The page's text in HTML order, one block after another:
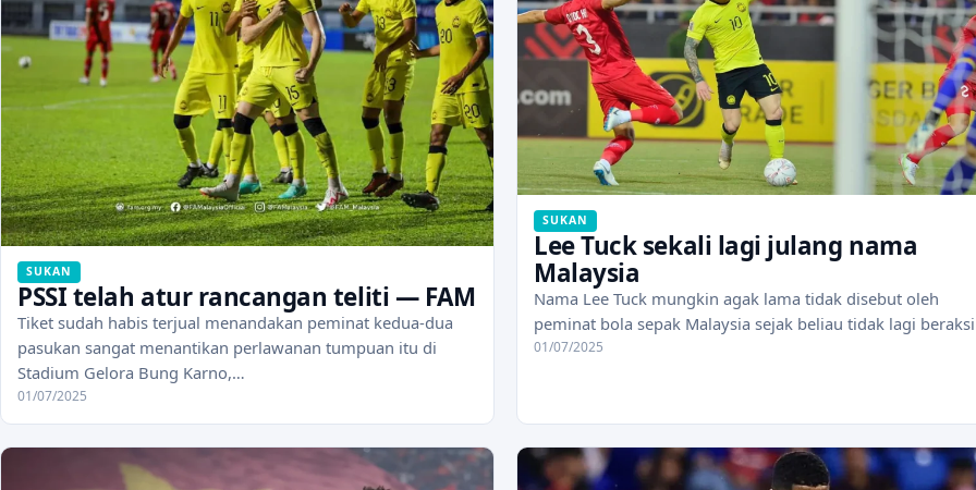
SUKAN
PSSI telah atur rancangan teliti — FAM
Tiket sudah habis terjual menandakan peminat kedua-dua
pasukan sangat menantikan perlawanan tumpuan itu di
Stadium Gelora Bung Karno,…
01/07/2025
SUKAN
Lee Tuck sekali lagi julang nama
Malaysia
Nama Lee Tuck mungkin agak lama tidak disebut oleh
peminat bola sepak Malaysia sejak beliau tidak lagi
01/07/2025